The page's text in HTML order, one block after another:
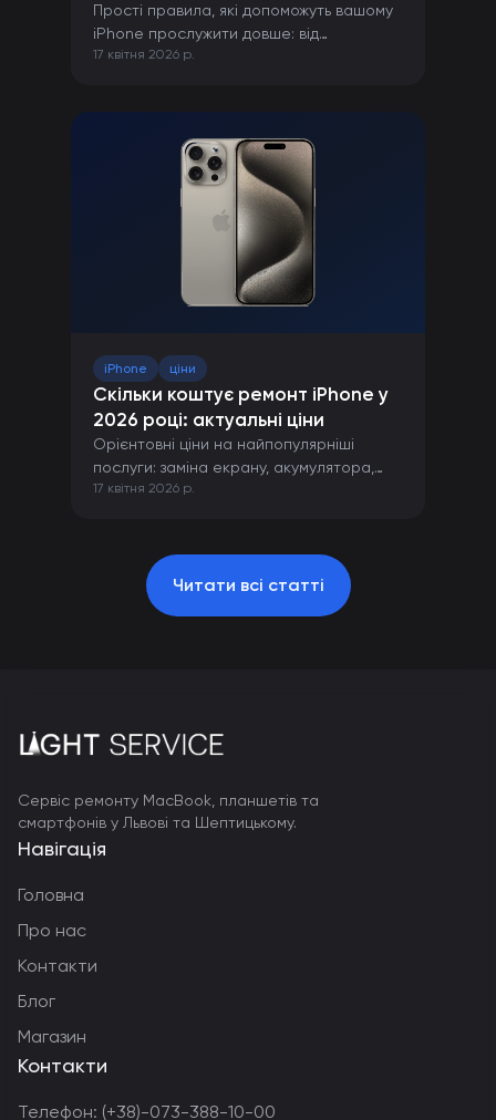
Прості правила, які допоможуть вашому
iPhone прослужити довше: від
правильної зарядки до захисту від
17 квітня 2026 р.
iPhone ціни
Скільки коштує ремонт iPhone у
2026 році: актуальні ціни
Орієнтовні ціни на найпопулярніші
послуги: заміна екрану, акумулятора,
камери та інших компонентів iPhone.
17 квітня 2026 р.
Читати всі статті
Сервіс ремонту MacBook, планшетів та
смартфонів у Львові та Шептицькому.
Навігація
Головна
Про нас
Контакти
Блог
Магазин
Контакти
Телефон: (+38)-073-388-10-00